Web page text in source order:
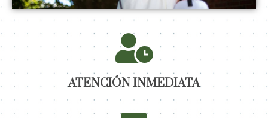
ATENCIÓN INMEDIATA